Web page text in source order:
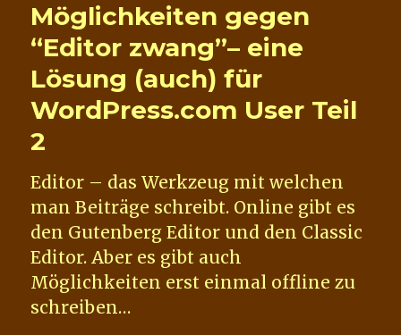
Art
Nachrichten
Kulissen
Möglichkeiten gegen
“Editor zwang”– eine
Lösung (auch) für
WordPress.com User Teil
2
Editor – das Werkzeug mit welchen
man Beiträge schreibt. Online gibt es
den Gutenberg Editor und den Classic
Editor. Aber es gibt auch
Möglichkeiten erst einmal offline zu
schreiben…